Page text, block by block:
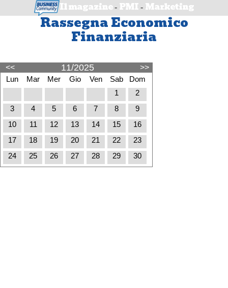
Il magazine- PMI - Marketing
Rassegna Economico
Finanziaria
<< 11/2025
>>
Lun
Mar Mer Gio Ven Sab
Dom
1
2
3
4 5 6 7 8
9
10
11 12 13 14 15
16
17
18 19 20 21 22
23
24
25 26 27 28 29 30